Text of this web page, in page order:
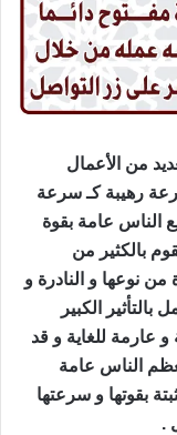
من الأعمال
رهيبة كـ سرعة
الناس عامة بقوة
بالكثير من
من نوعها و النادرة و
الكبير
عارمة للغاية و قد
الناس عامة
بقوتها و سرعتها
.